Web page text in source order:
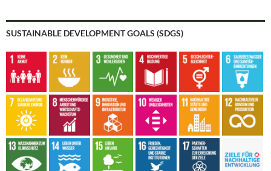
SUSTAINABLE DEVELOPMENT GOALS (SDGS)